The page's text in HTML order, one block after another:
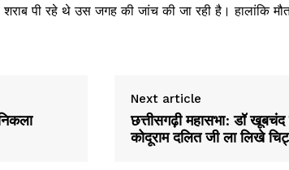
पी रहे थे उस जगह की जांच की जा रही है। हालांकि
Next article
छत्तीसगढ़ी महासभा: डॉ
कोदूराम दलित जी ला लिखे